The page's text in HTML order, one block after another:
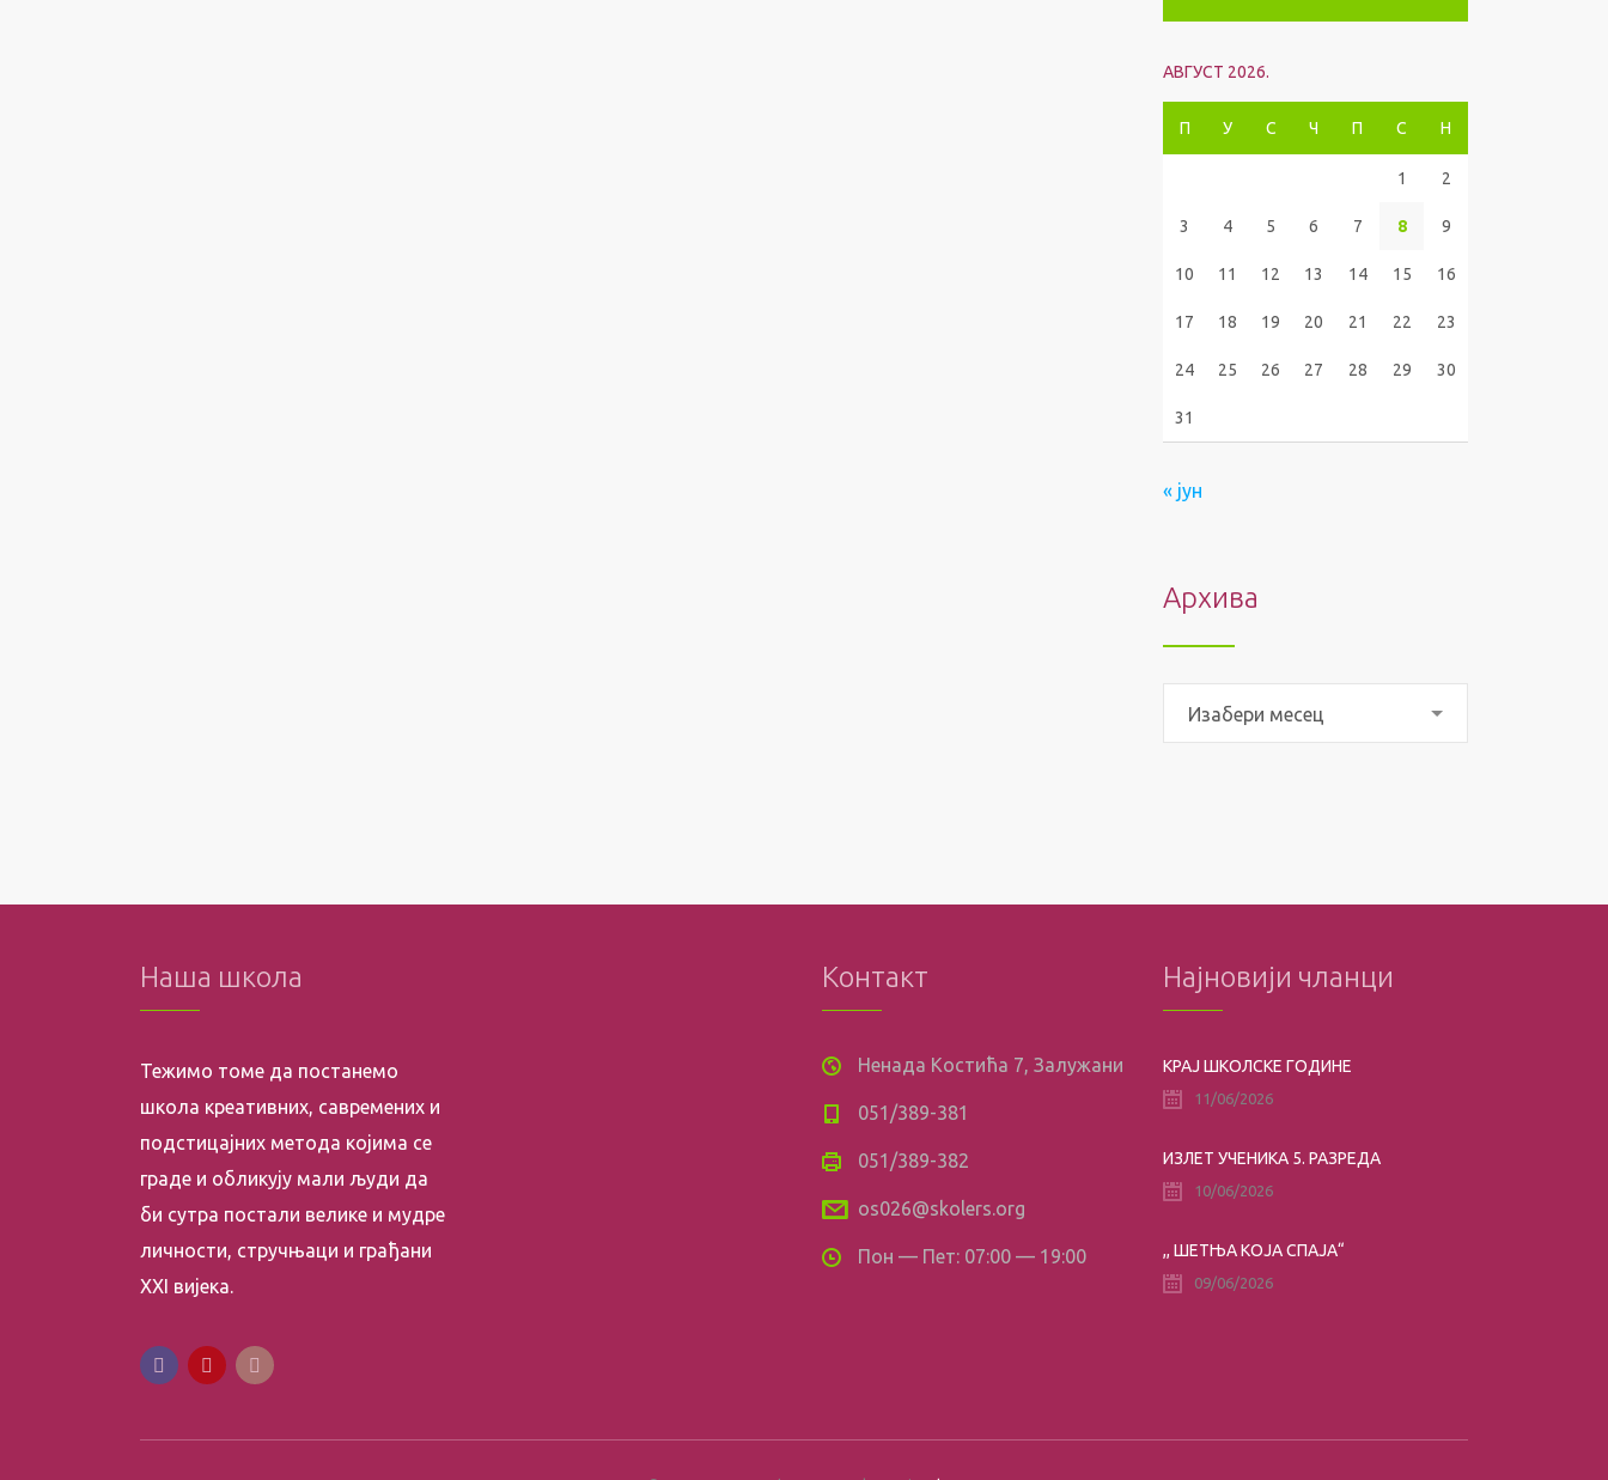
АВГУСТ 2026.
П У С Ч П С Н
1 2
3 4 5 6 7 8 9
10 11 12 13 14 15 16
17 18 19 20 21 22 23
24 25 26 27 28 29 30
31
« јун
Архива
Изабери месец
Наша школа
Тежимо томе да постанемо
школа креативних, савремених и
подстицајних метода којима се
граде и обликују мали људи да
би сутра постали велике и мудре
личности, стручњаци и грађани
XXI вијека.
Контакт
Ненада Костића 7, Залужани
051/389-381
051/389-382
os026@skolers.org
Пон — Пет: 07:00 — 19:00
Најновији чланци
КРАЈ ШКОЛСКЕ ГОДИНЕ
11/06/2026
ИЗЛЕТ УЧЕНИКА 5. РАЗРЕДА
10/06/2026
,, ШЕТЊА КОЈА СПАЈА“
09/06/2026